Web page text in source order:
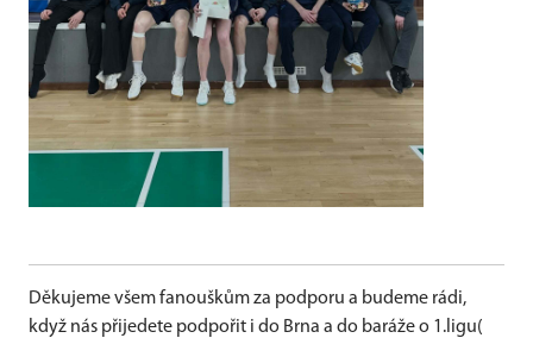
Děkujeme všem fanouškům za podporu a budeme rádi,
když nás přijedete podpořit i do Brna a do baráže o 1.ligu(